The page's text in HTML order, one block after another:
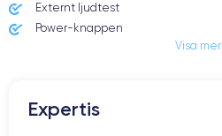
OLED 6.5 pouces
Externt ljudtest
Power-knappen
Högtalare
Visa mer
Expertis